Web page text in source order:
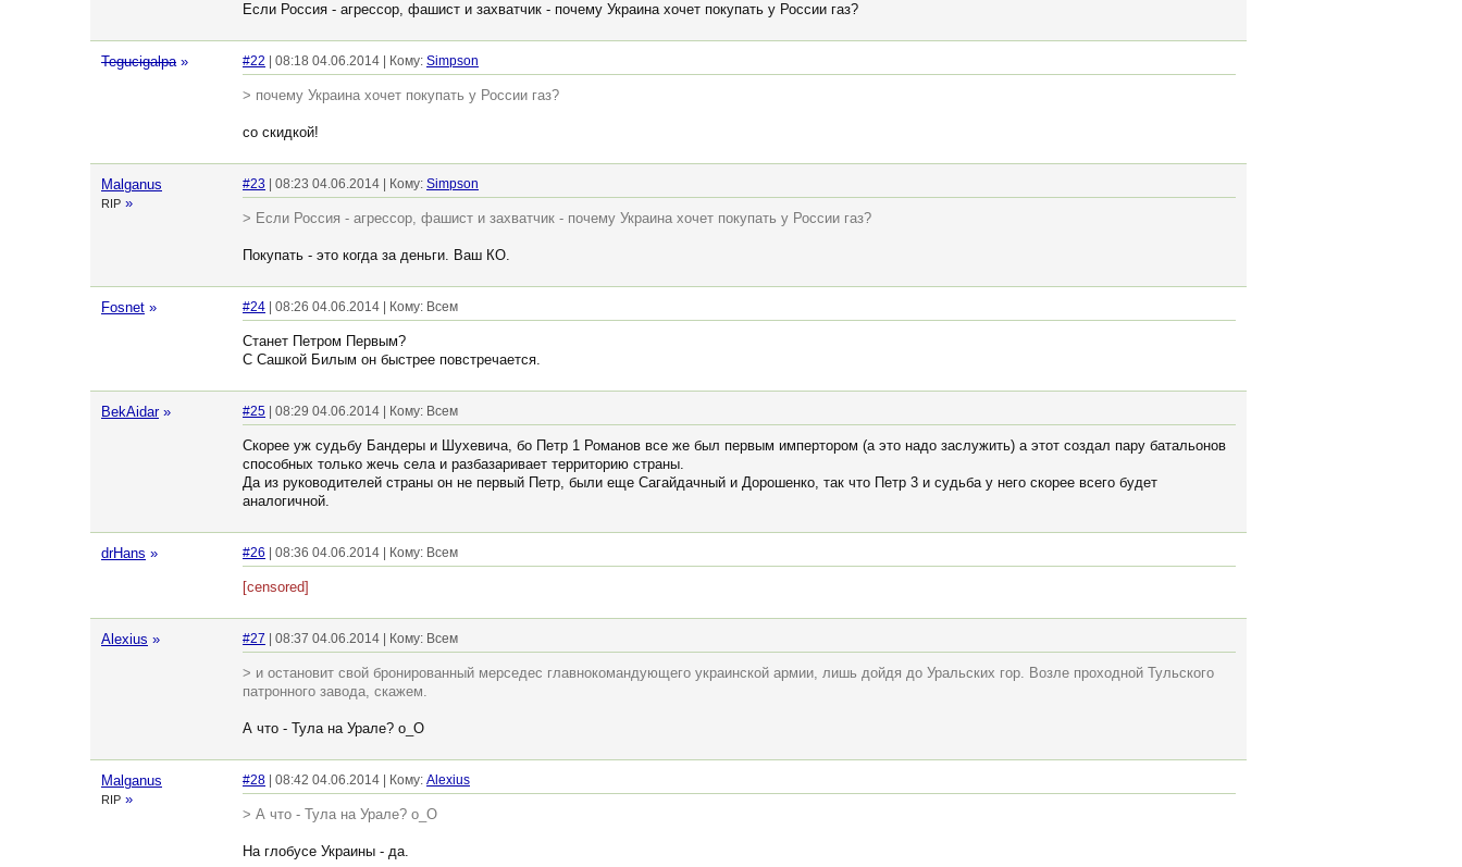
Если Россия - агрессор, фашист и захватчик - почему Украина хочет покупать у России газ?
Tegucigalpa » #22 | 08:18 04.06.2014 | Кому: Simpson
> почему Украина хочет покупать у России газ?
со скидкой!
Malganus
RIP »
#23 | 08:23 04.06.2014 | Кому: Simpson
> Если Россия - агрессор, фашист и захватчик - почему Украина хочет покупать у России газ?
Покупать - это когда за деньги. Ваш КО.
Fosnet » #24 | 08:26 04.06.2014 | Кому: Всем
Станет Петром Первым?
С Сашкой Билым он быстрее повстречается.
BekAidar » #25 | 08:29 04.06.2014 | Кому: Всем
Скорее уж судьбу Бандеры и Шухевича, бо Петр 1 Романов все же был первым импертором (а это надо заслужить) а этот создал пару батальонов
способных только жечь села и разбазаривает территорию страны.
Да из руководителей страны он не первый Петр, были еще Сагайдачный и Дорошенко, так что Петр 3 и судьба у него скорее всего будет
аналогичной.
drHans » #26 | 08:36 04.06.2014 | Кому: Всем
[censored]
Alexius » #27 | 08:37 04.06.2014 | Кому: Всем
> и остановит свой бронированный мерседес главнокомандующего украинской армии, лишь дойдя до Уральских гор. Возле проходной Тульского
патронного завода, скажем.
А что - Тула на Урале? o_O
Malganus
RIP »
#28 | 08:42 04.06.2014 | Кому: Alexius
> А что - Тула на Урале? o_O
На глобусе Украины - да.